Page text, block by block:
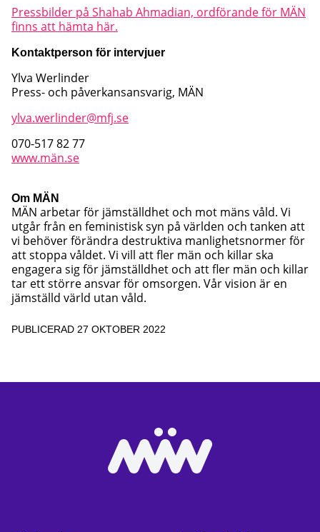
Pressbilder på Shahab Ahmadian, ordförande för MÄN
finns att hämta här.
Kontaktperson för intervjuer
Ylva Werlinder
Press- och påverkansansvarig, MÄN
ylva.werlinder@mfj.se
070-517 82 77
www.män.se
Om MÄN
MÄN arbetar för jämställdhet och mot mäns våld. Vi
utgår från en feministisk syn på världen och tanken att
vi behöver förändra destruktiva manlighetsnormer för
att stoppa våldet. Vi vill att fler män och killar ska
engagera sig för jämställdhet och att fler män och killar
tar ett större ansvar för omsorgen. Vår vision är en
jämställd värld utan våld.
PUBLICERAD 27 OKTOBER 2022